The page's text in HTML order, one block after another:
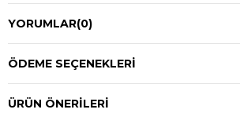
YORUMLAR(0)
ÖDEME SEÇENEKLERI
ÜRÜN ÖNERILERI